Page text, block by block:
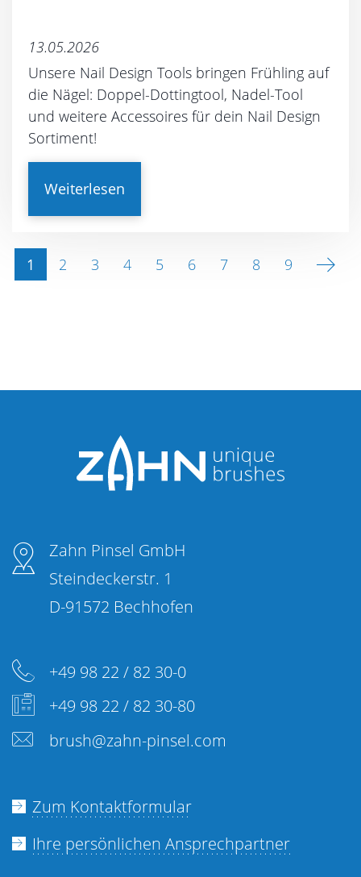
13.05.2026
Unsere Nail Design Tools bringen Frühling auf
die Nägel: Doppel-Dottingtool, Nadel-Tool
und weitere Accessoires für dein Nail Design
Sortiment!
Weiterlesen
1 2 3 4 5 6 7 8 9
Zahn Pinsel GmbH
Steindeckerstr. 1
D-91572 Bechhofen
+49 98 22 / 82 30-0
+49 98 22 / 82 30-80
brush@zahn-pinsel.com
Zum Kontaktformular
Ihre persönlichen Ansprechpartner